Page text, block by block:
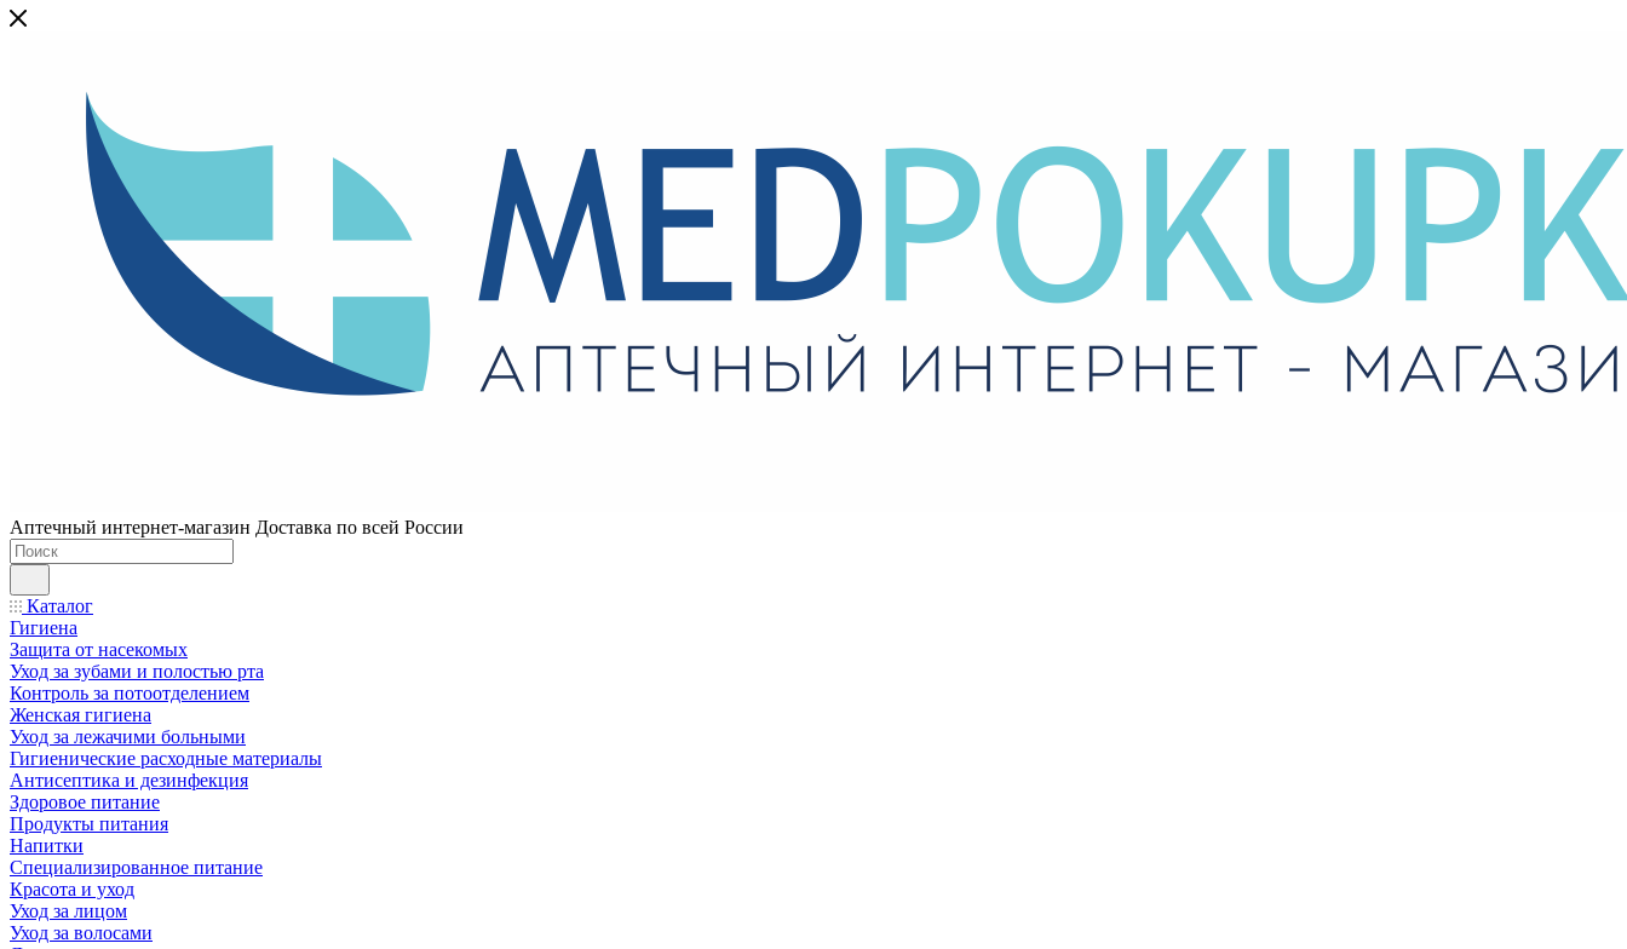
Аптечный интернет-магазин Доставка по всей России
Каталог
Гигиена
Защита от насекомых
Уход за зубами и полостью рта
Контроль за потоотделением
Женская гигиена
Уход за лежачими больными
Гигиенические расходные материалы
Антисептика и дезинфекция
Здоровое питание
Продукты питания
Напитки
Специализированное питание
Красота и уход
Уход за лицом
Уход за волосами